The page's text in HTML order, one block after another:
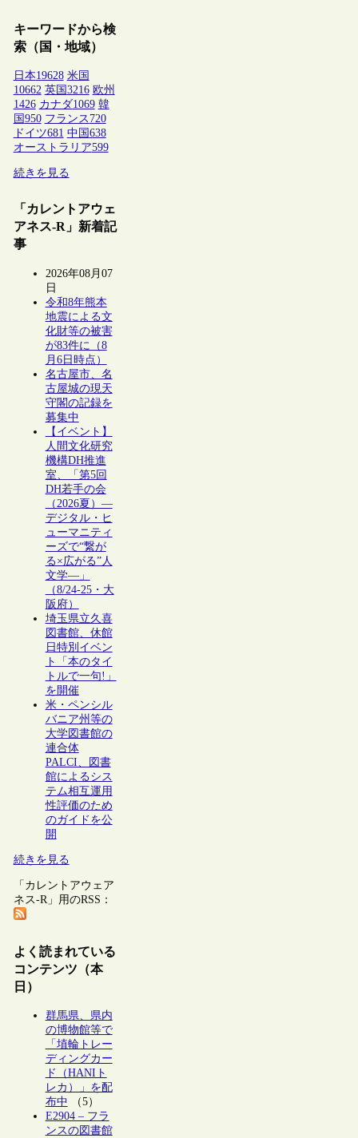
キーワードから検
索（国・地域）
日本19628 米国
10662 英国 3216 欧州
1426 カナダ1069 韓
国 950 フランス 720
ドイツ681 中国 638
オーストラリア599
続きを見る
「カレントアウェ
アネス-R」新着記
事
2026年08月07
日
令和8年熊本
地震による文
化財等の被害
が83件に（8
月6日時点）
名古屋市、名
古屋城の現天
守閣の記録を
募集中
【イベント】
人間文化研究
機構DH推進
室、「第5回
DH若手の会
（2026夏）―
デジタル・ヒ
ューマニティ
ーズで“繋が
る×広がる”人
文学―」
（8/24-25・大
阪府）
埼玉県立久喜
図書館、休館
日特別イベン
ト「本のタイ
トルで一句!」
を開催
米・ペンシル
バニア州等の
大学図書館の
連合体
PALCI、図書
館によるシス
テム相互運用
性評価のため
のガイドを公
開
続きを見る
「カレントアウェア
ネス-R」用のRSS：
よく読まれている
コンテンツ（本
日）
群馬県、県内
の博物館等で
「埴輪トレー
ディングカー
ド（HANIト
レカ）」を配
布中 （5）
E2904 – フラ
ンスの図書館